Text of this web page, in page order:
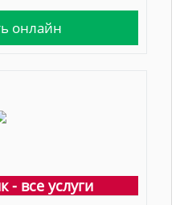
онлайн
- все услуги